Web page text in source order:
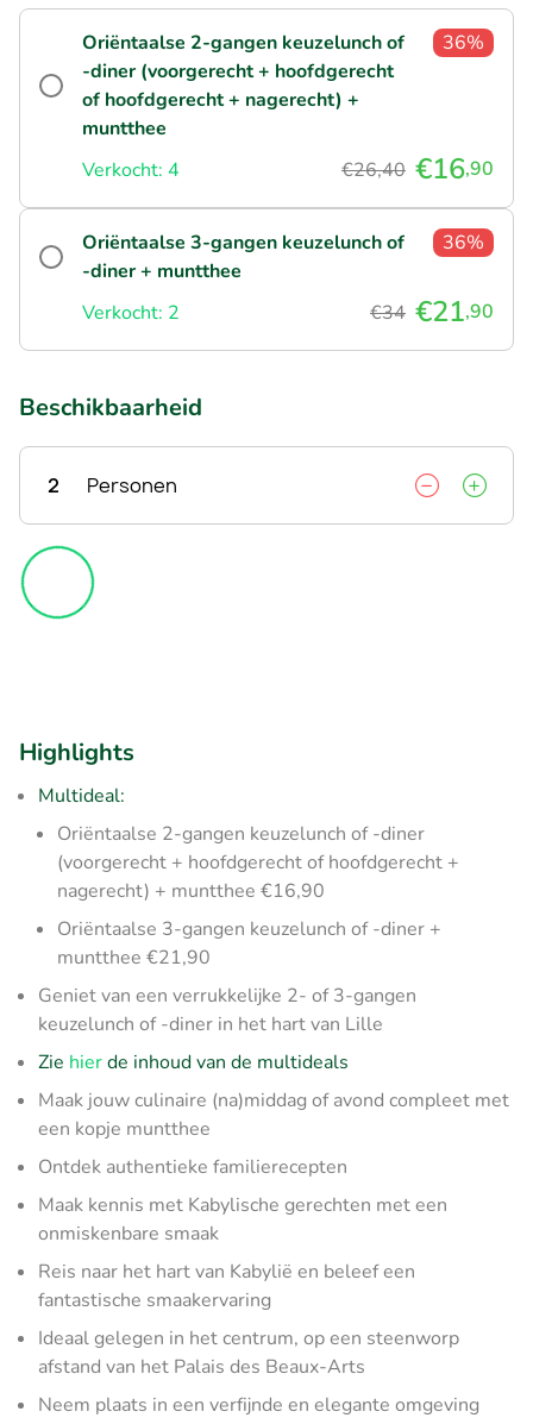
Oriëntaalse 2-gangen keuzelunch of
-diner (voorgerecht + hoofdgerecht
of hoofdgerecht + nagerecht) +
muntthee
36%
Verkocht: 4 €26,40 €16,90
Oriëntaalse 3-gangen keuzelunch of
-diner + muntthee
36%
Verkocht: 2 €34 €21,90
Beschikbaarheid
2 Personen
Highlights
Multideal:
Oriëntaalse 2-gangen keuzelunch of -diner
(voorgerecht + hoofdgerecht of hoofdgerecht +
nagerecht) + muntthee €16,90
Oriëntaalse 3-gangen keuzelunch of -diner +
muntthee €21,90
Geniet van een verrukkelijke 2- of 3-gangen
keuzelunch of -diner in het hart van Lille
Zie hierde inhoud van de multideals
Maak jouw culinaire (na)middag of avond compleet met
een kopje muntthee
Ontdek authentieke familierecepten
Maak kennis met Kabylische gerechten met een
onmiskenbare smaak
Reis naar het hart van Kabylië en beleef een
fantastische smaakervaring
Ideaal gelegen in het centrum, op een steenworp
afstand van het Palais des Beaux-Arts
Neem plaats in een verfijnde en elegante omgeving